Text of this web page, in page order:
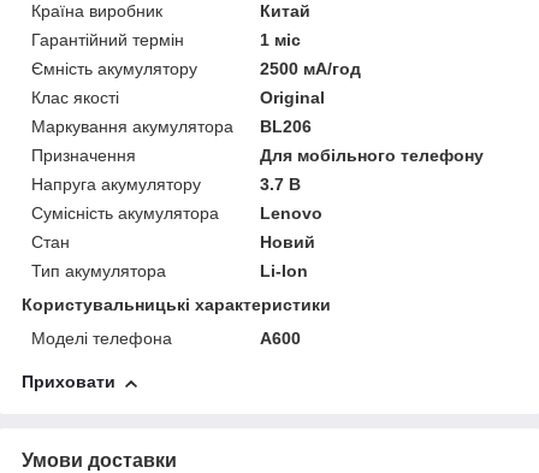
Країна виробник
Китай
Гарантійний термін
1 міс
Ємність акумулятору
2500 мА/год
Клас якості
Original
Маркування акумулятора
BL206
Призначення
Для мобільного телефону
Напруга акумулятору
3.7 В
Сумісність акумулятора
Lenovo
Стан
Новий
Тип акумулятора
Li-Ion
Користувальницькі характеристики
Моделі телефона
A600
Приховати
Умови доставки